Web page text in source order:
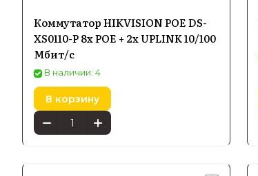
Коммутатор HIKVISION POE DS-
XS0110-P 8x POE + 2x UPLINK 10/100
Мбит/с
В наличии: 4
В корзину